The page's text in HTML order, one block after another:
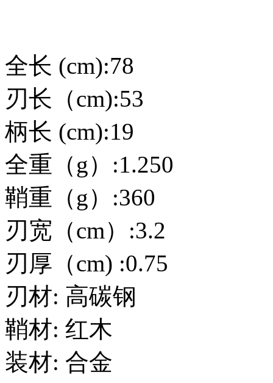
全长 (cm):78
刃长（cm):53
柄长 (cm):19
全重（g）:1.250
鞘重（g）:360
刃宽（cm）:3.2
刃厚（cm) :0.75
刃材: 高碳钢
鞘材: 红木
装材: 合金